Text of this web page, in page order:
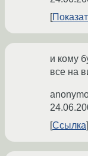
и кому
все на
Ссылка